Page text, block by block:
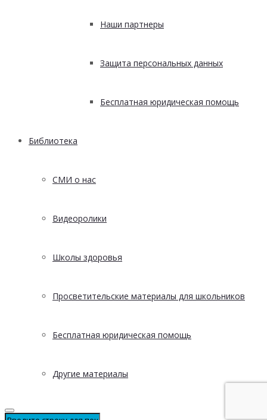
Наши партнеры
Защита персональных данных
Бесплатная юридическая помощь
Библиотека
СМИ о нас
Видеоролики
Школы здоровья
Просветительские материалы для школьников
Бесплатная юридическая помощь
Другие материалы